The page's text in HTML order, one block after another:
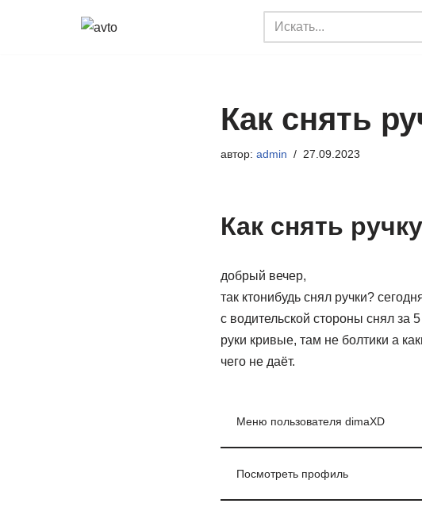
Как снять
автор: admin 27.09.2023
Как снять
добрый вечер,
так ктонибудь снял ручки?
с водительской стороны снял за
руки кривые, там не болтики а
чего не даёт.
Меню пользователя dimaXD
Посмотреть профиль